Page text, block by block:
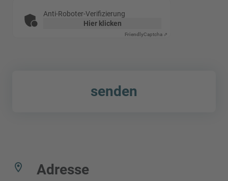
Anti-Roboter-Verifizierung
Hier klicken
FriendlyCaptcha ⇗
senden
location_on Adresse